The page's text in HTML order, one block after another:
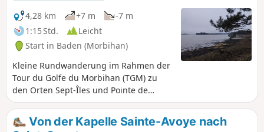
4,28 km
+7 m
-7 m
1:15 Std.
Leicht
Start in Baden (Morbihan)
Kleine Rundwanderung im Rahmen der
Tour du Golfe du Morbihan (TGM) zu
den Orten Sept-Îles und Pointe de
Locmiquel in der Gemeinde Baden.
Achten Sie auf die Gezeitenzeiten und -
koeffizienten für die Überquerung zur
Von der Kapelle Sainte-Avoye nach